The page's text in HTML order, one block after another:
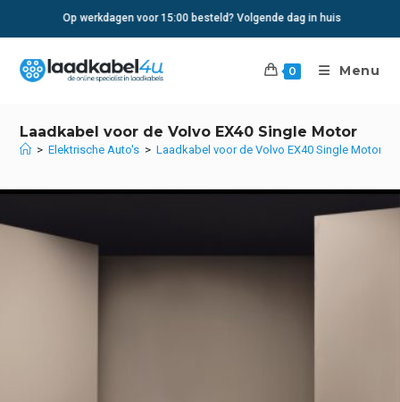
Op werkdagen voor 15:00 besteld? Volgende dag in huis
0 Menu
Laadkabel voor de Volvo EX40 Single Motor
> Elektrische Auto's > Laadkabel voor de Volvo EX40 Single Motor